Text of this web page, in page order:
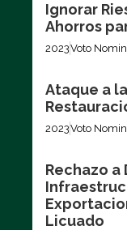
Ignorar
Ahorros
2023Voto
Ataque a
2023Voto
Rechazo
Licuado